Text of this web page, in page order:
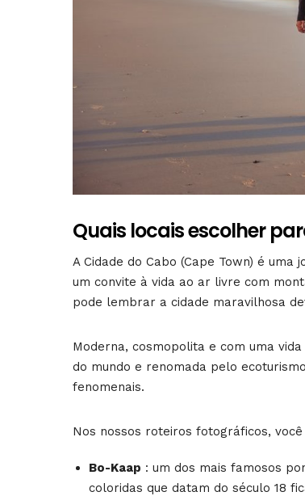
Quais locais escolher
A Cidade do Cabo (Cape Town) é
um convite à vida ao ar livre com
pode lembrar a cidade maravilhosa
Moderna, cosmopolita e com uma
do mundo e renomada pelo
fenomenais.
Nos nossos roteiros fotográficos,
Bo-Kaap : um dos mais famosos
coloridas que datam do século 18